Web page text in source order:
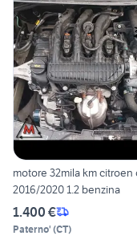
motore 32mila km citroen c3
2016/2020 1.2 benzina
1.400 €
Paterno' (CT)